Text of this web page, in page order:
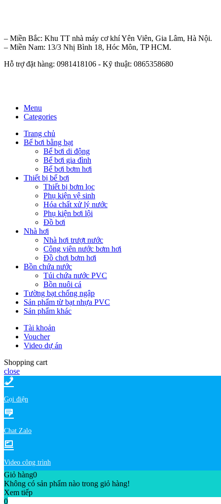
– Miền Bắc: Khu TT nhà máy cơ khí Yên Viên, Gia Lâm, Hà Nội.
– Miền Nam: 13/3 Nhị Bình 18, Hóc Môn, TP HCM.
Hỗ trợ đặt hàng: 0981418106 - Kỹ thuật: 0865358680
Menu
Categories
Trang chủ
Bể bơi bằng bạt
Bể bơi di động
Bể bơi gia đình
Bể bơi bơm hơi
Thiết bị bể bơi
Thiết bị bơm lọc
Phụ kiện vệ sinh
Hóa chất xử lý nước
Phụ kiện bơi lội
Đồ bơi
Nhà hơi
Nhà hơi trượt nước
Công viên nước bơm hơi
Đồ chơi bơm hơi
Bồn chứa nước
Túi chứa nước PVC
Bồn nuôi cá
Tường bạt chống ngập
Sản phẩm từ bạt nhựa PVC
Sản phẩm khác
Tài khoản
Voucher
Video dự án
Shopping cart
close
Gọi điện
Chat Zalo
Video công trình
Giỏ hàng0
Không có sản phẩm nào trong giỏ hàng!
Xem tiếp
0